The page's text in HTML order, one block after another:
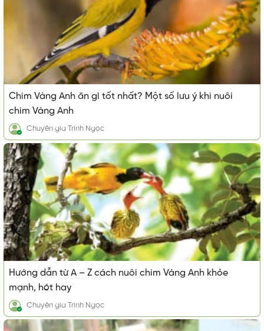
Chim Vàng Anh ăn gì tốt nhất? Một số lưu ý khi nuôi
chim Vàng Anh
Chuyên gia Trinh Ngọc
Hướng dẫn từ A – Z cách nuôi chim Vàng Anh khỏe
mạnh, hót hay
Chuyên gia Trinh Ngọc